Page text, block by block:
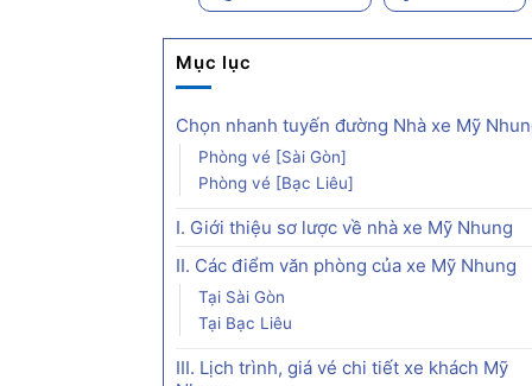
Mục lục
Chọn nhanh tuyến đường Nhà xe Mỹ
Phòng vé [Sài Gòn]
Phòng vé [Bạc Liêu]
I. Giới thiệu sơ lược về nhà xe Mỹ Nhung
II. Các điểm văn phòng của xe Mỹ Nhung
Tại Sài Gòn
Tại Bạc Liêu
III. Lịch trình, giá vé chi tiết xe khách Mỹ